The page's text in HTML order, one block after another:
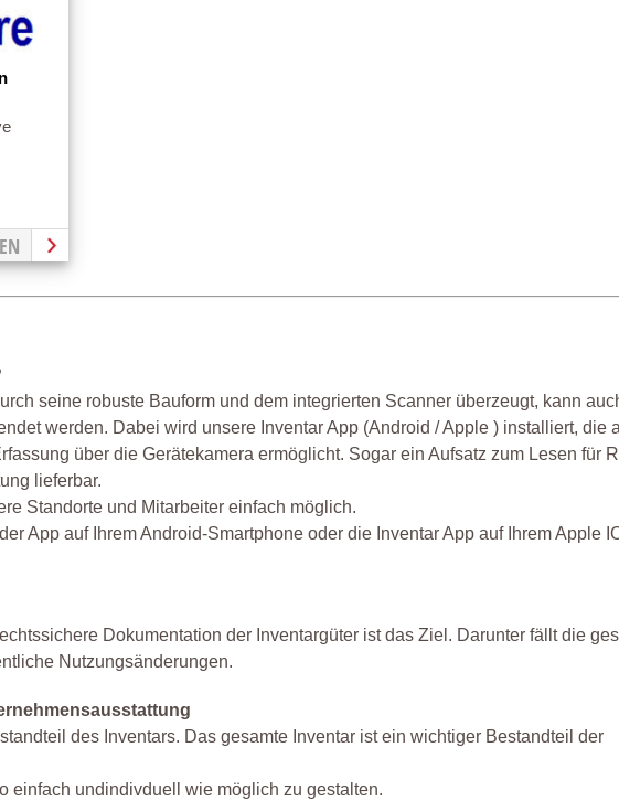
seine robuste Bauform und dem integrierten Scanner überzeugt, kann
werden. Dabei wird unsere Inventar App (Android / Apple ) installiert, die
über die Gerätekamera ermöglicht. Sogar ein Aufsatz zum Lesen für
lieferbar.
Standorte und Mitarbeiter einfach möglich.
App auf Ihrem Android-Smartphone oder die Inventar App auf Ihrem Apple
Dokumentation der Inventargüter ist das Ziel. Darunter fällt die
Nutzungsänderungen.
des Inventars. Das gesamte Inventar ist ein wichtiger Bestandteil der
einfach undindivduell wie möglich zu gestalten.